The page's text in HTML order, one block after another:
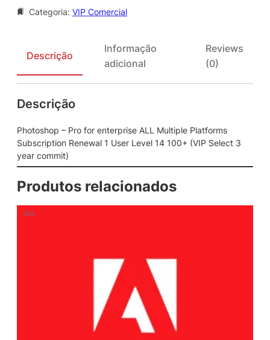
Categoria: VIP Comercial
Descrição
Informação
adicional
Reviews
(0)
Descrição
Photoshop – Pro for enterprise ALL Multiple Platforms
Subscription Renewal 1 User Level 14 100+ (VIP Select 3
year commit)
Produtos relacionados